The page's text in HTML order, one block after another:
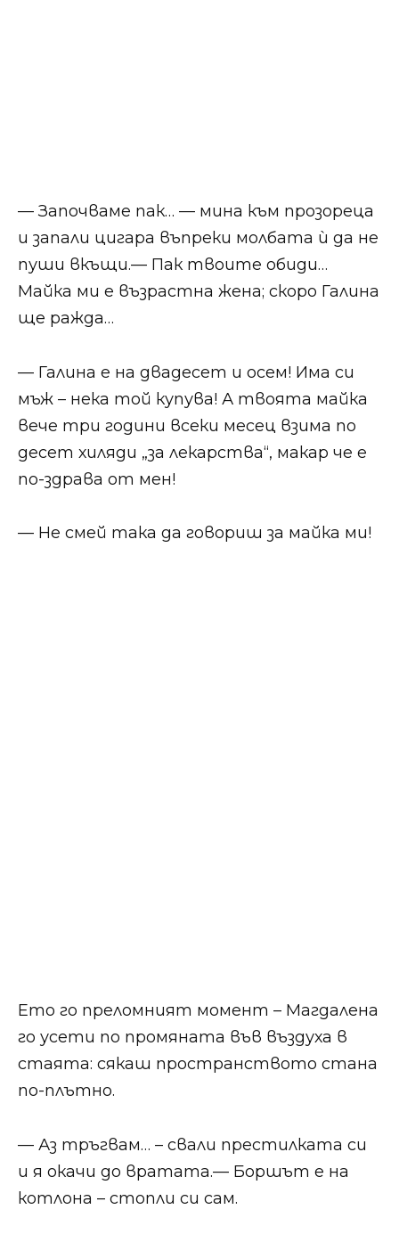
— Започваме пак… — мина към прозореца
и запали цигара въпреки молбата ѝ да не
пуши вкъщи.— Пак твоите обиди…
Майка ми е възрастна жена; скоро Галина
ще ражда…
— Галина е на двадесет и осем! Има си
мъж – нека той купува! А твоята майка
вече три години всеки месец взима по
десет хиляди „за лекарства“, макар че е
по-здрава от мен!
— Не смей така да говориш за майка ми!
Ето го преломният момент – Магдалена
го усети по промяната във въздуха в
стаята: сякаш пространството стана
по-плътно.
— Аз тръгвам… – свали престилката си
и я окачи до вратата.— Боршът е на
котлона – стопли си сам.